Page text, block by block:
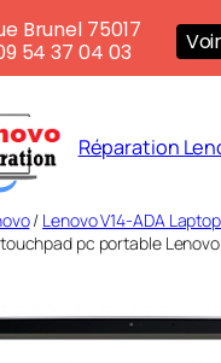
Réparation
/ Lenovo V14-ADA Laptop
pc portable Lenovo
Brunel 75017
54 37 04 03